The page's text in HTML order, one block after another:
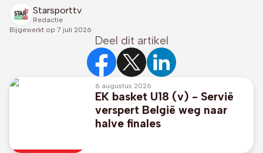
Starsporttv
Redactie
Bijgewerkt op 7 juli 2026
Deel dit artikel
6 augustus 2026
EK basket U18 (v) - Servië
verspert België weg naar
halve finales